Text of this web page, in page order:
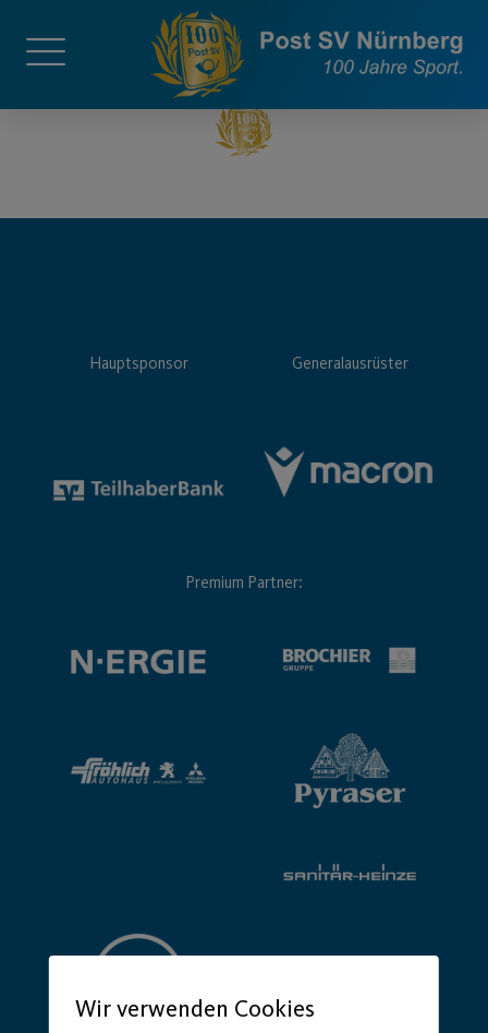
Hauptsponsor Generalausrüster
Premium Partner:
Wir verwenden Cookies